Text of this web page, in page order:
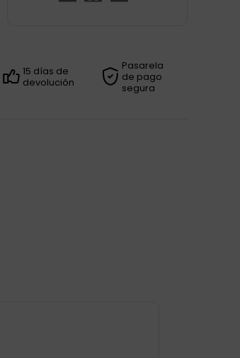
15 días de
devolución
Pasarela
de pago
segura